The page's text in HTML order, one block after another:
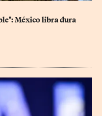
México libra dura